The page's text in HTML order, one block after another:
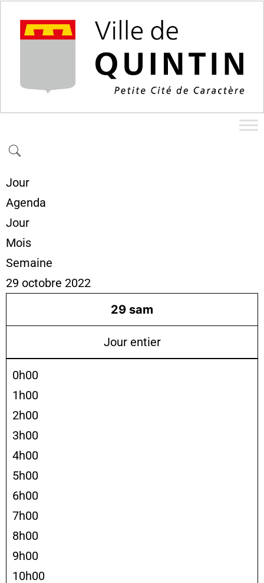
Jour
Agenda
Jour
Mois
Semaine
29 octobre 2022
29 sam
Jour entier
0h00
1h00
2h00
3h00
4h00
5h00
6h00
7h00
8h00
9h00
10h00